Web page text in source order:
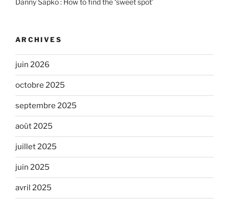
Danny Sapko : How to find the ‘sweet spot’
ARCHIVES
juin 2026
octobre 2025
septembre 2025
août 2025
juillet 2025
juin 2025
avril 2025